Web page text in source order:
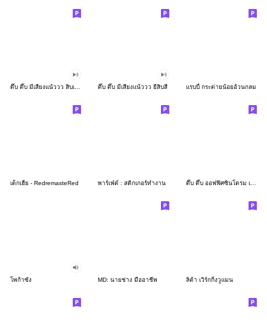
ดึ๊บ ดึ๊บ มีเสียงแน้ววว ยี่สิบสี่ แรบบี้ กระต่ายน้อยอ้วนกลม
เด็กเฮีย - RedremasteRed พาร์เฟ่ต์ : สติกเกอร์ทำงาน ดึ๊บ ดึ๊บ ออฟฟิศซินโดรม เจ็ด
โพก้าซัง MD: นายช่าง มืออาชีพ ลิต้า เวิร์กกิ้งวูแมน